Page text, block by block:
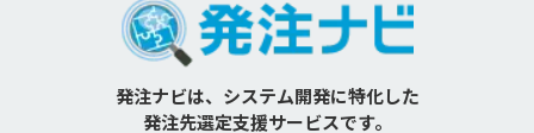
発注ナビは、システム開発に特化した
発注先選定支援サービスです。